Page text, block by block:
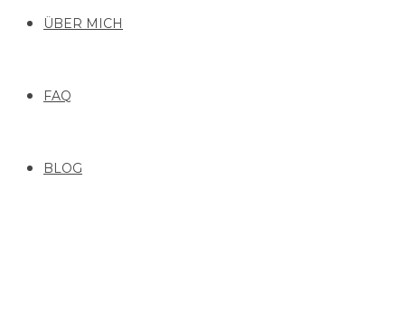
ÜBER MICH
FAQ
BLOG